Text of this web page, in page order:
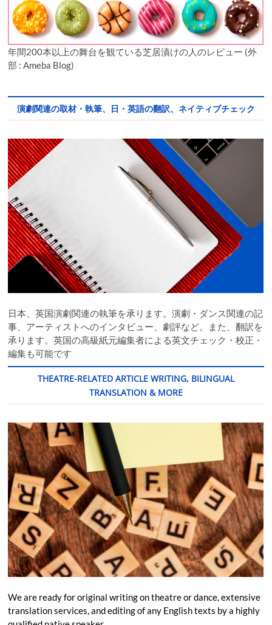
年間200本以上の舞台を観ている芝居漬けの人のレビュー (外
部 : Ameba Blog)
演劇関連の取材・執筆、日・英語の翻訳、ネイティブチェック
日本、英国演劇関連の執筆を承ります。演劇・ダンス関連の記
事、アーティストへのインタビュー、劇評など。また、翻訳を
承ります。英国の高級紙元編集者による英文チェック・校正・
編集も可能です
THEATRE-RELATED ARTICLE WRITING, BILINGUAL
TRANSLATION & MORE
We are ready for original writing on theatre or dance, extensive
translation services, and editing of any English texts by a highly